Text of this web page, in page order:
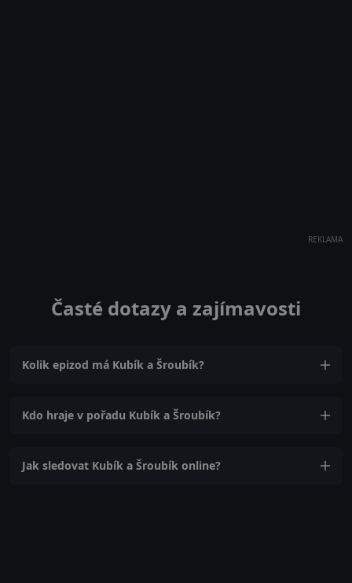
REKLAMA
Časté dotazy a zajímavosti
Kolik epizod má Kubík a Šroubík?
Kdo hraje v pořadu Kubík a Šroubík?
Jak sledovat Kubík a Šroubík online?